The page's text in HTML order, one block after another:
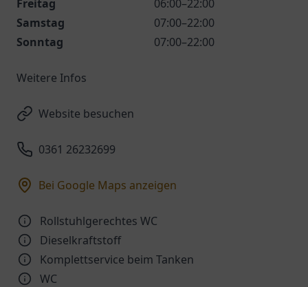
Freitag
06:00–22:00
Samstag
07:00–22:00
Sonntag
07:00–22:00
Weitere Infos
Website besuchen
0361 26232699
Bei Google Maps anzeigen
Rollstuhlgerechtes WC
Dieselkraftstoff
Komplettservice beim Tanken
WC